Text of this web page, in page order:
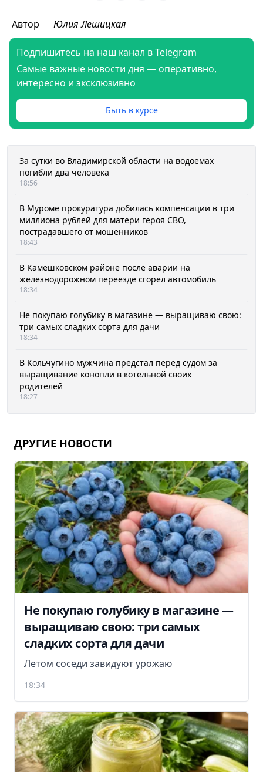
Автор Юлия Лешицкая
Подпишитесь на наш канал в Telegram
Самые важные новости дня — оперативно,
интересно и эксклюзивно
Быть в курсе
За сутки во Владимирской области на водоемах
погибли два человека
18:56
В Муроме прокуратура добилась компенсации в три
миллиона рублей для матери героя СВО,
пострадавшего от мошенников
18:43
В Камешковском районе после аварии на
железнодорожном переезде сгорел автомобиль
18:34
Не покупаю голубику в магазине — выращиваю свою:
три самых сладких сорта для дачи
18:34
В Кольчугино мужчина предстал перед судом за
выращивание конопли в котельной своих
родителей
18:27
ДРУГИЕ НОВОСТИ
Не покупаю голубику в магазине —
выращиваю свою: три самых
сладких сорта для дачи
Летом соседи завидуют урожаю
18:34